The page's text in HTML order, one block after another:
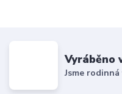
Vyráběno
Jsme